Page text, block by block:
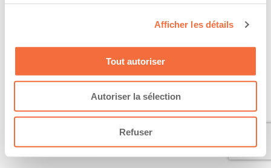
Afficher les détails
Tout autoriser
Autoriser la sélection
Refuser